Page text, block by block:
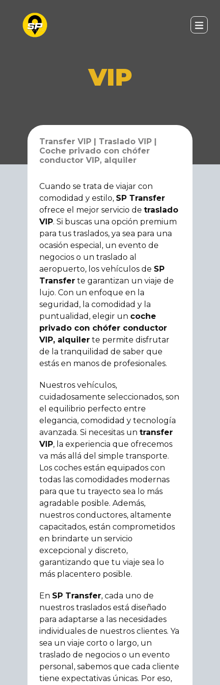
VIP
Transfer VIP | Traslado VIP |
Coche privado con chófer
conductor VIP, alquiler
Cuando se trata de viajar con
comodidad y estilo, SP Transfer
ofrece el mejor servicio de traslado
VIP. Si buscas una opción premium
para tus traslados, ya sea para una
ocasión especial, un evento de
negocios o un traslado al
aeropuerto, los vehículos de SP
Transfer te garantizan un viaje de
lujo. Con un enfoque en la
seguridad, la comodidad y la
puntualidad, elegir un coche
privado con chófer conductor
VIP, alquiler te permite disfrutar
de la tranquilidad de saber que
estás en manos de profesionales.
Nuestros vehículos,
cuidadosamente seleccionados, son
el equilibrio perfecto entre
elegancia, comodidad y tecnología
avanzada. Si necesitas un transfer
VIP, la experiencia que ofrecemos
va más allá del simple transporte.
Los coches están equipados con
todas las comodidades modernas
para que tu trayecto sea lo más
agradable posible. Además,
nuestros conductores, altamente
capacitados, están comprometidos
en brindarte un servicio
excepcional y discreto,
garantizando que tu viaje sea lo
más placentero posible.
En SP Transfer, cada uno de
nuestros traslados está diseñado
para adaptarse a las necesidades
individuales de nuestros clientes. Ya
sea un viaje corto o largo, un
traslado de negocios o un evento
personal, sabemos que cada cliente
tiene expectativas únicas. Por eso,